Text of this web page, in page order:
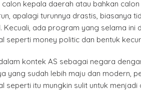
calon kepala daerah atau bahkan
apalagi turunnya drastis, biasanya
Kecuali, ada program yang selama ini
seperti money politic dan bentuk
kontek AS sebagai negara
yang sudah lebih maju dan modern,
seperti itu mungkin sulit untuk menjadi